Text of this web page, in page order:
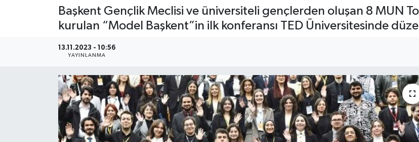
Başkent Gençlik Meclisi ve üniversiteli gençlerden oluşan 8 MUN
kurulan “Model Başkent”in ilk konferansı TED Üniversitesinde
13.11.2023 - 10:56
YAYINLANMA